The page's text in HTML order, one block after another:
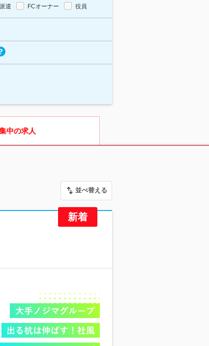
遣 FCオーナー 役員
中の求人
並べ替える